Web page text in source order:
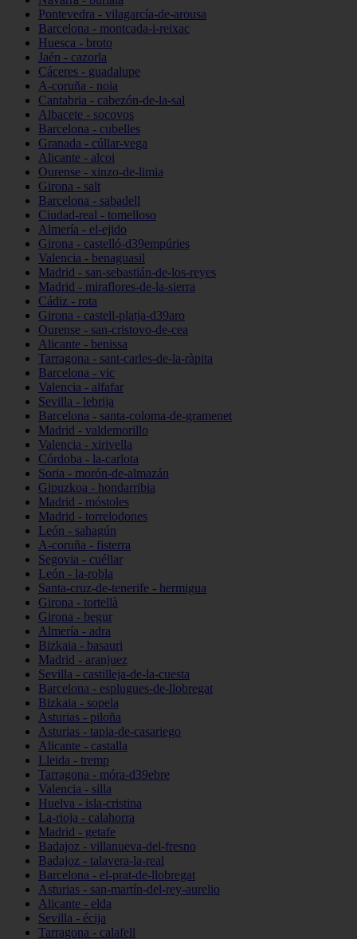
Pontevedra - vilagarcía-de-arousa
Barcelona - montcada-i-reixac
Huesca - broto
Jaén - cazorla
Cáceres - guadalupe
A-coruña - noia
Cantabria - cabezón-de-la-sal
Albacete - socovos
Barcelona - cubelles
Granada - cúllar-vega
Alicante - alcoi
Ourense - xinzo-de-limia
Girona - salt
Barcelona - sabadell
Ciudad-real - tomelloso
Almería - el-ejido
Girona - castelló-d39empúries
Valencia - benaguasil
Madrid - san-sebastián-de-los-reyes
Madrid - miraflores-de-la-sierra
Cádiz - rota
Girona - castell-platja-d39aro
Ourense - san-cristovo-de-cea
Alicante - benissa
Tarragona - sant-carles-de-la-ràpita
Barcelona - vic
Valencia - alfafar
Sevilla - lebrija
Barcelona - santa-coloma-de-gramenet
Madrid - valdemorillo
Valencia - xirivella
Córdoba - la-carlota
Soria - morón-de-almazán
Gipuzkoa - hondarribia
Madrid - móstoles
Madrid - torrelodones
León - sahagún
A-coruña - fisterra
Segovia - cuéllar
León - la-robla
Santa-cruz-de-tenerife - hermigua
Girona - tortellà
Girona - begur
Almería - adra
Bizkaia - basauri
Madrid - aranjuez
Sevilla - castilleja-de-la-cuesta
Barcelona - esplugues-de-llobregat
Bizkaia - sopela
Asturias - piloña
Asturias - tapia-de-casariego
Alicante - castalla
Lleida - tremp
Tarragona - móra-d39ebre
Valencia - silla
Huelva - isla-cristina
La-rioja - calahorra
Madrid - getafe
Badajoz - villanueva-del-fresno
Badajoz - talavera-la-real
Barcelona - el-prat-de-llobregat
Asturias - san-martín-del-rey-aurelio
Alicante - elda
Sevilla - écija
Tarragona - calafell